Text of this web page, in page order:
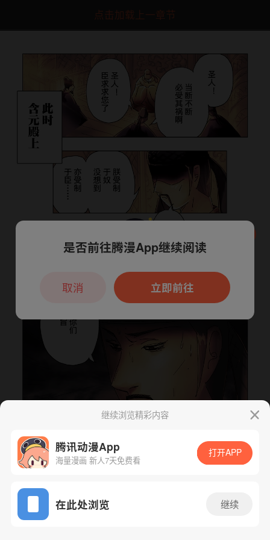
点击加载上一章节
App免费看
下一话 腾漫App免费看
继续浏览精彩内容
腾讯动漫App
海量漫画 新人7天免费看
打开APP
在此处浏览 继续
本章节仅支持App阅读，可打开App新用
户7天免费看
是否前往腾漫App继续阅读
立即前往
取消